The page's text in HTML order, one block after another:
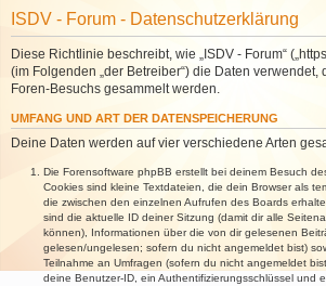
ISDV - Forum - Datenschutzerklärung
Diese Richtlinie beschreibt, wie „ISDV - Forum“
(im Folgenden „der Betreiber“) die Daten verwendet,
Foren-Besuchs gesammelt werden.
UMFANG UND ART DER DATENSPEICHERUNG
Deine Daten werden auf vier verschiedene Arten
Die Forensoftware phpBB erstellt bei deinem Besuch
Cookies sind kleine Textdateien, die dein Browser als
die zwischen den einzelnen Aufrufen des Boards
sind die aktuelle ID deiner Sitzung (damit dir alle
können), Informationen über die von dir gelesenen
gelesen/ungelesen; sofern du nicht angemeldet bist)
Teilnahme an Umfragen (sofern du nicht angemeldet
deine Benutzer-ID, ein Authentifizierungsschlüssel und